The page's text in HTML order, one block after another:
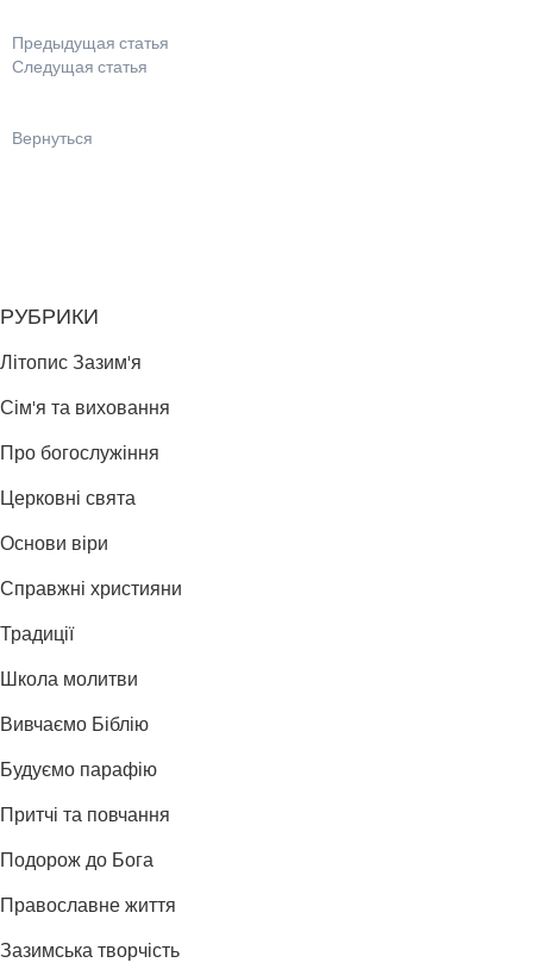
Предыдущая статья
Следущая статья
Вернуться
РУБРИКИ
Літопис Зазим'я
Сім'я та виховання
Про богослужіння
Церковні свята
Основи віри
Справжні християни
Традиції
Школа молитви
Вивчаємо Біблію
Будуємо парафію
Притчі та повчання
Подорож до Бога
Православне життя
Зазимська творчість